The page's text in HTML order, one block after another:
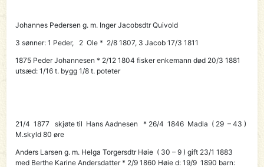
Johannes Pedersen g. m. Inger Jacobsdtr Quivold
3 sønner: 1 Peder, 2 Ole * 2/8 1807, 3 Jacob 17/3 1811
1875 PederJohannesen * 2/12 1804 fisker enkemann død 20/3 1881
utsæd: 1/16 t. bygg 1/8 t. poteter
21/4 1877 skjøte til Hans Aadnesen* 26/4 1846 Madla ( 29 – 43 )
M.skyld 80 øre
Anders Larsen g. m. Helga Torgersdtr Høie ( 30 – 9 ) gift 23/1 1883
med Berthe Karine Andersdatter * 2/9 1860 Høie d: 19/9 1890 barn: